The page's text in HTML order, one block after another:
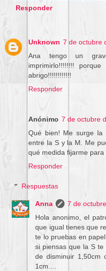
Responder
Unknown 7 de octubre
Ana tengo un
imprimirlo!!!!!!!!
abrigo!!!!!!!!!!!!
Responder
Anónimo 7 de octubre
Qué bien! Me surge la
entre la S y la M. Me
qué medida fijarme para
Responder
Respuestas
Anna
7 de
Hola anonimo, el
que igual tienes que
te lo pruebas en
si piensas que la S
de disminuir 1,50cm
1cm....